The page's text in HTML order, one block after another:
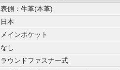
表側：牛革(本革)
日本
メインポケット
なし
ラウンドファスナー式